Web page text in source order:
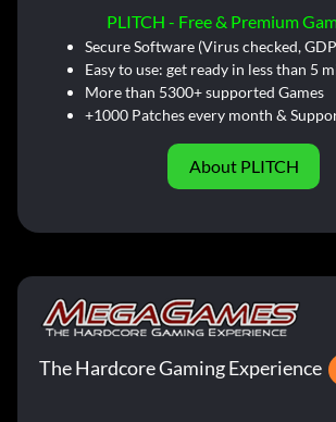
PLITCH - Free & Premium
Secure Software (Virus checked,
Easy to use: get ready in less than 5
More than 5300+ supported Games
+1000 Patches every month &
About PLITCH
The Hardcore Gaming Experience